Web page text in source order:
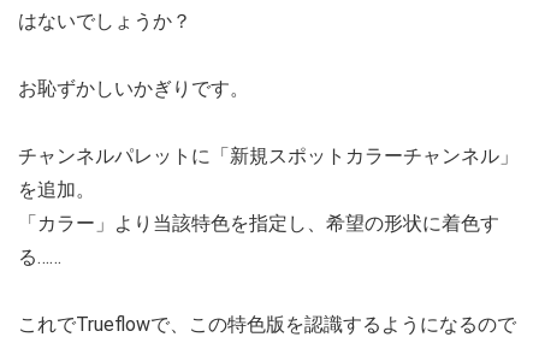
はないでしょうか？
お恥ずかしいかぎりです。
チャンネルパレットに「新規スポットカラーチャンネル」
を追加。
「カラー」より当該特色を指定し、希望の形状に着色す
る……
これでTrueflowで、この特色版を認識するようになるので